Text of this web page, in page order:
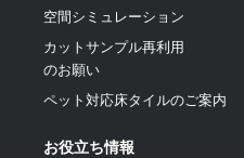
空間シミュレーション
カットサンプル再利用
のお願い
ペット対応床タイルのご案内
お役立ち情報